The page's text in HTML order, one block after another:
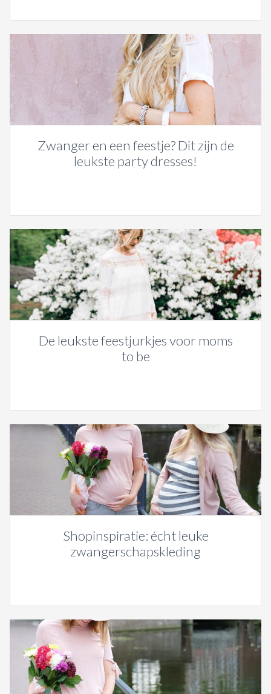
Zwanger en een feestje? Dit zijn de
leukste party dresses!
De leukste feestjurkjes voor moms
to be
Shopinspiratie: écht leuke
zwangerschapskleding